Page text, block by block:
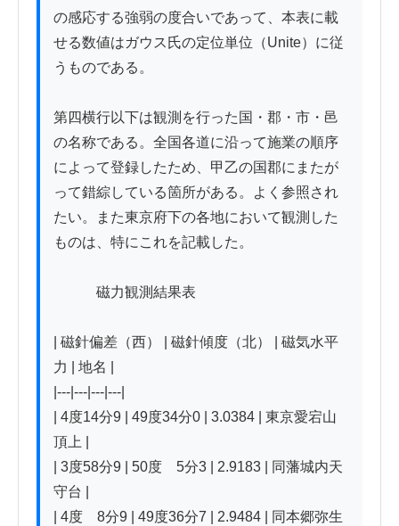
の感応する強弱の度合いであって、本表に載
せる数値はガウス氏の定位単位（Unite）に従
うものである。
第四横行以下は観測を行った国・郡・市・邑
の名称である。全国各道に沿って施業の順序
によって登録したため、甲乙の国郡にまたが
って錯綜している箇所がある。よく参照され
たい。また東京府下の各地において観測した
ものは、特にこれを記載した。
磁力観測結果表
| 磁針偏差（西） | 磁針傾度（北） | 磁気水平
力 | 地名 |
|---|---|---|---|
| 4度14分9 | 49度34分0 | 3.0384 | 東京愛宕山
頂上 |
| 3度58分9 | 50度　5分3 | 2.9183 | 同藩城内天
守台 |
| 4度　8分9 | 49度36分7 | 2.9484 | 同本郷弥生